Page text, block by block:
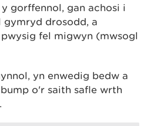
gorffennol, gan achosi i
gymryd drosodd, a
fel migwyn (mwsogl
yn enwedig bedw a
o'r saith safle wrth